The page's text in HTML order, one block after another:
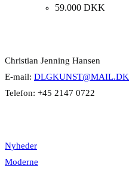
59.000 DKK
Christian Jenning Hansen
E-mail: DLGKUNST@MAIL.DK
Telefon: +45 2147 0722
Nyheder
Moderne